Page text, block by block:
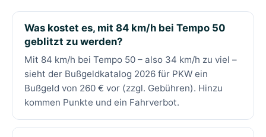
Was kostet es, mit 84 km/h bei Tempo 50
geblitzt zu werden?
Mit 84 km/h bei Tempo 50 – also 34 km/h zu viel –
sieht der Bußgeldkatalog 2026 für PKW ein
Bußgeld von 260 € vor (zzgl. Gebühren). Hinzu
kommen Punkte und ein Fahrverbot.